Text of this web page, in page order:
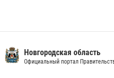
подвел итоги служебной
вневедомственной охраны за
Новгородская область
Официальный портал